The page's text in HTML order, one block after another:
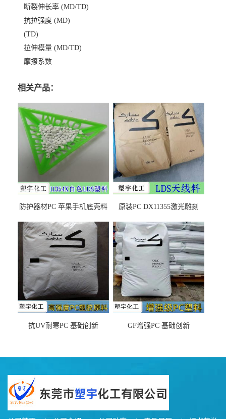
断裂伸长率 (MD/TD)
抗拉强度 (MD)
(TD)
拉伸模量 (MD/TD)
摩擦系数
相关产品：
防护器材PC 苹果手机底壳料
之忧
原装PC DX11355激光雕刻
抗UV耐寒PC 基础创新
GF增强PC 基础创新